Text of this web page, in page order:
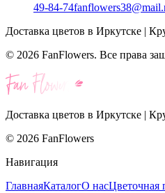
49-84-74
Доставка цветов в Иркутске |
© 2026 FanFlowers. Все права
Доставка цветов в Иркутске |
© 2026 FanFlowers
Навигация
ГлавнаяКаталогО насЦветочная